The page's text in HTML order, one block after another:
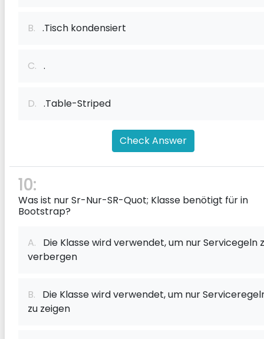
B. .Tisch kondensiert
C. .
D. .Table-Striped
Check Answer
10:
Was ist nur Sr-Nur-SR-Quot; Klasse benötigt für in
Bootstrap?
A. Die Klasse wird verwendet, um nur Servicegeln
verbergen
B. Die Klasse wird verwendet, um nur
zu zeigen